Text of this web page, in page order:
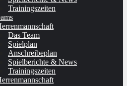
Trainingszeiten
Das Team
Spielplan
Anschreibeplan
Spielberichte & News
Trainingszeiten